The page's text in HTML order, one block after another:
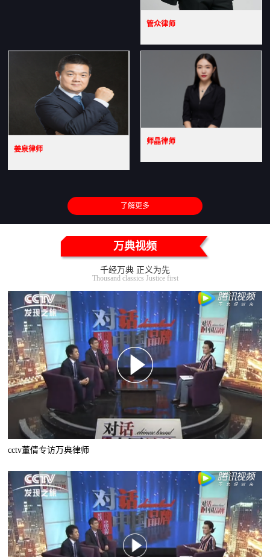
管众律师
姜泉律师
师晶律师
了解更多
万典视频
千经万典 正义为先
Thousand classics Justice first
cctv董倩专访万典律师